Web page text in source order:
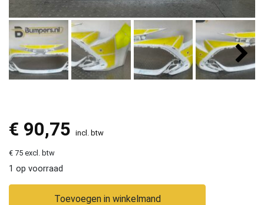
€ 90,75 incl. btw
€ 75 excl. btw
1 op voorraad
Toevoegen in winkelmand